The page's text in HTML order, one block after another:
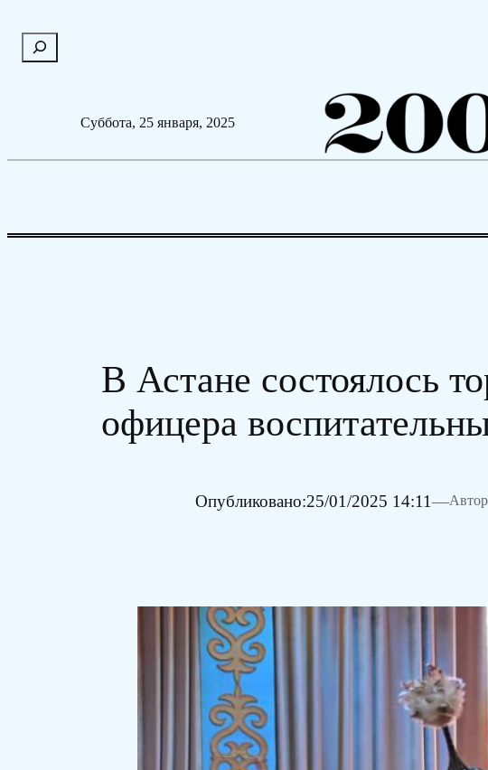
о
Суббота, 25 января, 2025
В Астане состоялось
офицера
Опубликовано:25/01/2025 14:11—